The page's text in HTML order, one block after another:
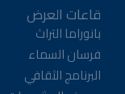
قاعات العرض
بانوراما التراث
فرسان السماء
البرنامج الثقافي